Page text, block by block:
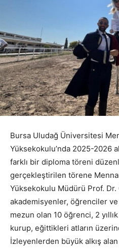
Bursa Uludağ Üniversitesi
Yüksekokulu’nda 2025-2026
farklı bir diploma töreni
gerçekleştirilen törene
Yüksekokulu Müdürü Prof. Dr.
akademisyenler, öğrenciler ve
mezun olan 10 öğrenci, 2
kurup, eğittikleri atların
İzleyenlerden büyük alkış